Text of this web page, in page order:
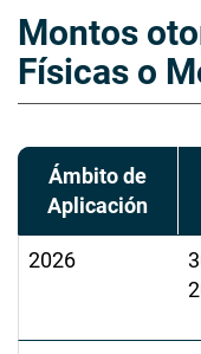
Montos
Físicas o
Ámbito de
Aplicación
2026